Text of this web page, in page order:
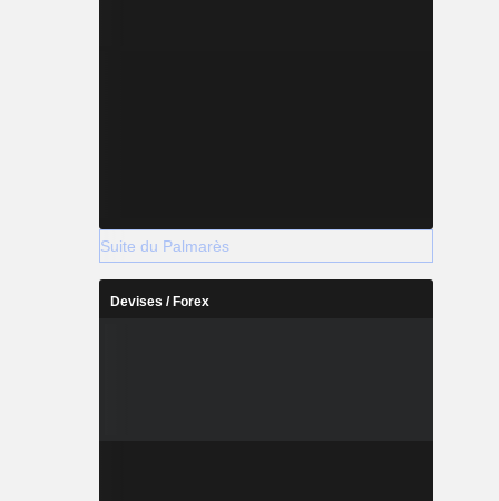
Suite du Palmarès
Devises / Forex